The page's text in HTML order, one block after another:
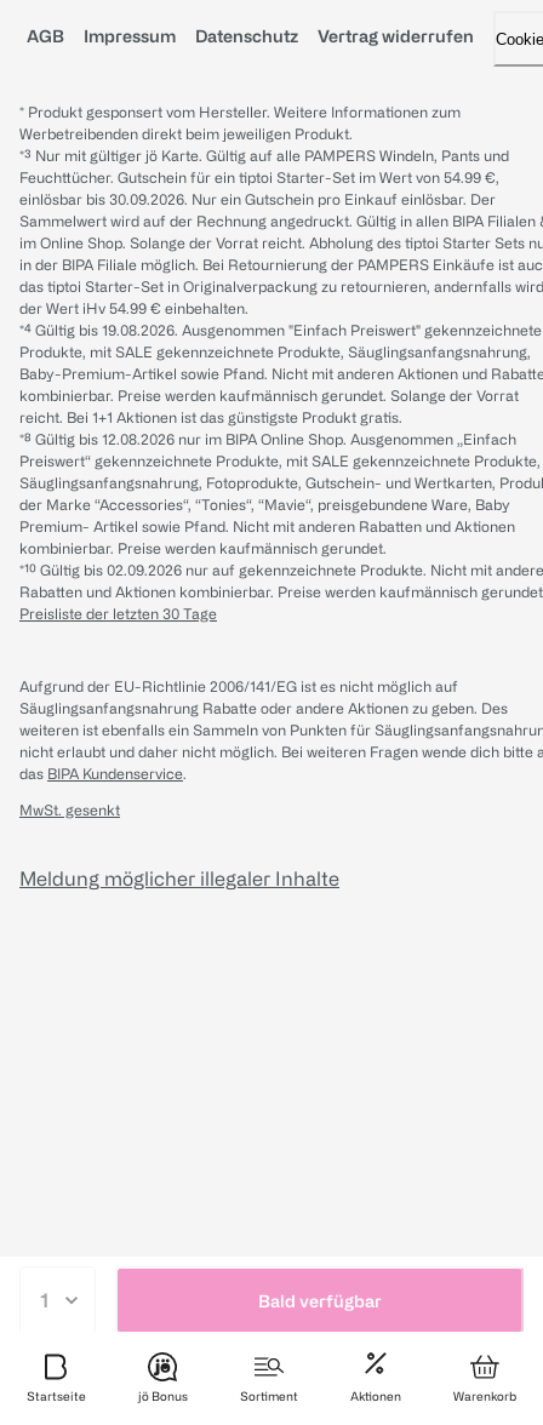
Bald verfügbar
AGB Impressum Datenschutz Vertrag widerrufen
* Produkt gesponsert vom Hersteller. Weitere Informationen zum
Werbetreibenden direkt beim jeweiligen Produkt.
*³ Nur mit gültiger jö Karte. Gültig auf alle PAMPERS Windeln, Pants und
Feuchttücher. Gutschein für ein tiptoi Starter-Set im Wert von 54.99 €,
einlösbar bis 30.09.2026. Nur ein Gutschein pro Einkauf einlösbar. Der
Sammelwert wird auf der Rechnung angedruckt. Gültig in allen BIPA Filialen
im Online Shop. Solange der Vorrat reicht. Abholung des tiptoi Starter Sets
in der BIPA Filiale möglich. Bei Retournierung der PAMPERS Einkäufe ist
das tiptoi Starter-Set in Originalverpackung zu retournieren, andernfalls wird
der Wert iHv 54.99 € einbehalten.
*⁴ Gültig bis 19.08.2026. Ausgenommen "Einfach Preiswert" gekennzeichnete
Produkte, mit SALE gekennzeichnete Produkte, Säuglingsanfangsnahrung,
Baby-Premium-Artikel sowie Pfand. Nicht mit anderen Aktionen und
kombinierbar. Preise werden kaufmännisch gerundet. Solange der Vorrat
reicht. Bei 1+1 Aktionen ist das günstigste Produkt gratis.
*⁸ Gültig bis 12.08.2026 nur im BIPA Online Shop. Ausgenommen „Einfach
Preiswert“ gekennzeichnete Produkte, mit SALE gekennzeichnete Produkte,
Säuglingsanfangsnahrung, Fotoprodukte, Gutschein- und Wertkarten,
der Marke “Accessories“, “Tonies“, “Mavie“, preisgebundene Ware, Baby
Premium- Artikel sowie Pfand. Nicht mit anderen Rabatten und Aktionen
kombinierbar. Preise werden kaufmännisch gerundet.
*¹⁰ Gültig bis 02.09.2026 nur auf gekennzeichnete Produkte. Nicht mit
Rabatten und Aktionen kombinierbar. Preise werden kaufmännisch
Preisliste der letzten 30 Tage
Aufgrund der EU-Richtlinie 2006/141/EG ist es nicht möglich auf
Säuglingsanfangsnahrung Rabatte oder andere Aktionen zu geben. Des
weiteren ist ebenfalls ein Sammeln von Punkten für
nicht erlaubt und daher nicht möglich. Bei weiteren Fragen wende dich bitte
das BIPA Kundenservice.
MwSt. gesenkt
Meldung möglicher illegaler Inhalte
Startseite jö Bonus Sortiment Aktionen Warenkorb